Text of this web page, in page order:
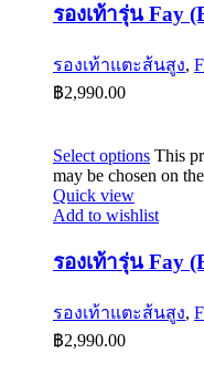
รองเท้ารุ่น Fay
รองเท้าแตะส้นสูง,
฿2,990.00
Select options This
may be chosen on
Quick view
Add to wishlist
รองเท้ารุ่น Fay
รองเท้าแตะส้นสูง,
฿2,990.00